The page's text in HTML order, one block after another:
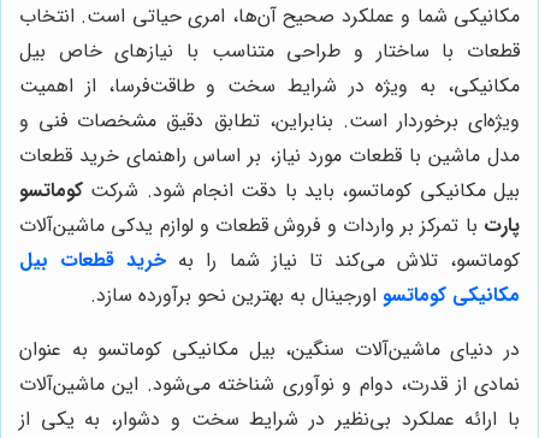
مکانیکی شما و عملکرد صحیح آن‌ها، امری حیاتی است. انتخاب
قطعات با ساختار و طراحی متناسب با نیازهای خاص بیل
مکانیکی، به ویژه در شرایط سخت و طاقت‌فرسا، از اهمیت
ویژه‌ای برخوردار است. بنابراین، تطابق دقیق مشخصات فنی و
مدل ماشین با قطعات مورد نیاز، بر اساس راهنمای خرید قطعات
بیل مکانیکی کوماتسو، باید با دقت انجام شود. شرکت کوماتسو
پارت با تمرکز بر واردات و فروش قطعات و لوازم یدکی ماشین‌آلات
کوماتسو، تلاش می‌کند تا نیاز شما را به خرید قطعات بیل
مکانیکی کوماتسو اورجینال به بهترین نحو برآورده سازد.
در دنیای ماشین‌آلات سنگین، بیل مکانیکی کوماتسو به عنوان
نمادی از قدرت، دوام و نوآوری شناخته می‌شود. این ماشین‌آلات
با ارائه عملکرد بی‌نظیر در شرایط سخت و دشوار، به یکی از